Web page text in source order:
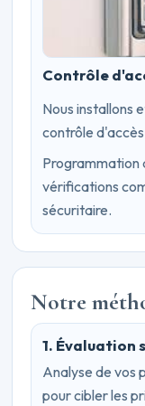
Contrôle
Nous installons
contrôle
Programmation
vérifications
sécuritaire.
Notre
1. Évaluation
Analyse de vos
pour cibler les